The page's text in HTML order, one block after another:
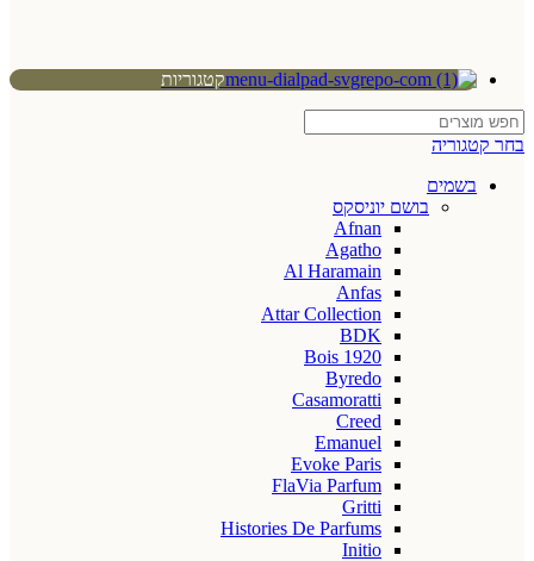
קטגוריות
בחר קטגוריה
בשמים
בושם יוניסקס
Afnan
Agatho
Al Haramain
Anfas
Attar Collection
BDK
Bois 1920
Byredo
Casamoratti
Creed
Emanuel
Evoke Paris
FlaVia Parfum
Gritti
Histories De Parfums
Initio